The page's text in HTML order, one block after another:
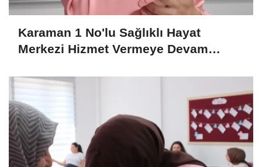
Karaman 1 No'lu Sağlıklı Hayat
Merkezi Hizmet Vermeye Devam